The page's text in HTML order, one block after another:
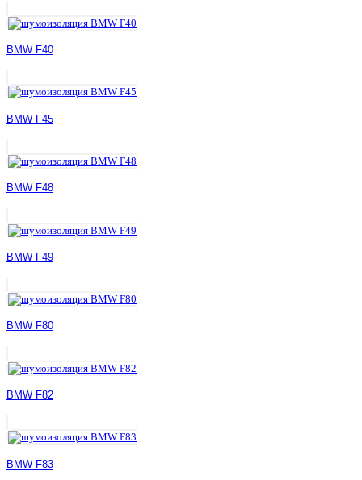
BMW F40
BMW F45
BMW F48
BMW F49
BMW F80
BMW F82
BMW F83